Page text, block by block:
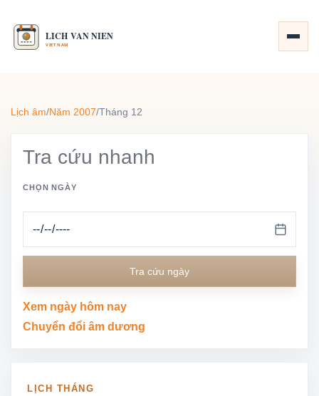
Lịch âm/Năm 2007/Tháng 12
Tra cứu nhanh
CHỌN NGÀY
Tra cứu ngày
Xem ngày hôm nay
Chuyển đổi âm dương
LỊCH THÁNG